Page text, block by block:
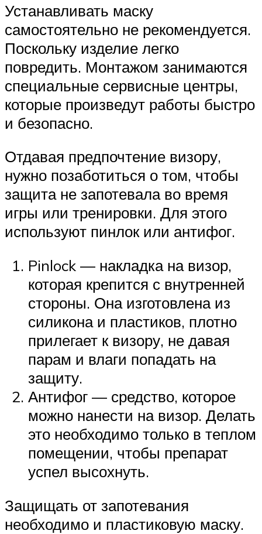
Устанавливать маску
самостоятельно не рекомендуется.
Поскольку изделие легко
повредить. Монтажом занимаются
специальные сервисные центры,
которые произведут работы быстро
и безопасно.
Отдавая предпочтение визору,
нужно позаботиться о том, чтобы
защита не запотевала во время
игры или тренировки. Для этого
используют пинлок или антифог.
Pinlock — накладка на визор,
которая крепится с внутренней
стороны. Она изготовлена из
силикона и пластиков, плотно
прилегает к визору, не давая
парам и влаги попадать на
защиту.
Антифог — средство, которое
можно нанести на визор. Делать
это необходимо только в теплом
помещении, чтобы препарат
успел высохнуть.
Защищать от запотевания
необходимо и пластиковую маску.